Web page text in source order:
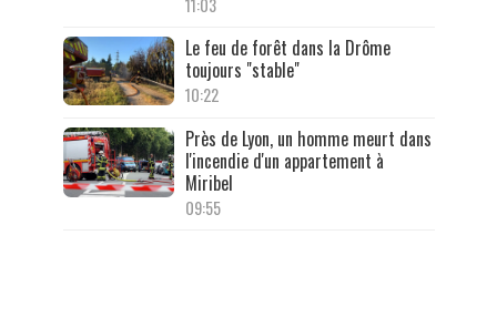
11:03
Le feu de forêt dans la Drôme
toujours "stable"
10:22
Près de Lyon, un homme meurt dans
l'incendie d'un appartement à
Miribel
09:55